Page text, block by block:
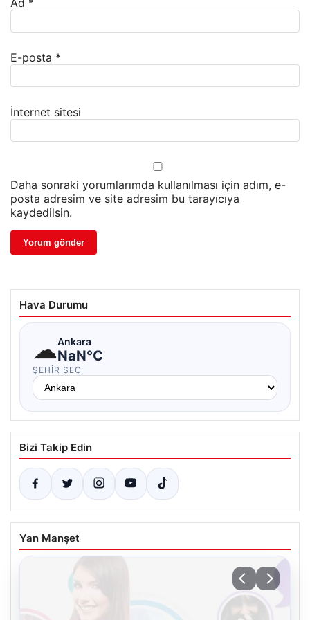
Ad *
E-posta *
İnternet sitesi
Daha sonraki yorumlarımda kullanılması için adım, e-
posta adresim ve site adresim bu tarayıcıya
kaydedilsin.
Hava Durumu
☁Ankara
NaN°C
ŞEHIR SEÇ
Bizi Takip Edin
Yan Manşet